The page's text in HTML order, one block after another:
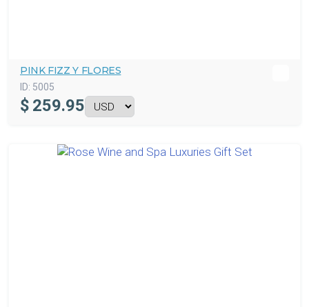
PINK FIZZ Y FLORES
ID: 5005
$ 259.95